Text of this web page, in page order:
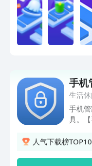
手机
生活
手机
具。
清理
人气下载榜